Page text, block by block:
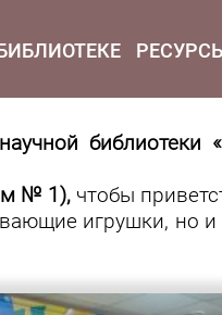
библиотеки
№ 1), чтобы
игрушки, но